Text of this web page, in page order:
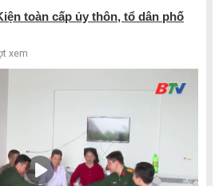
toàn cấp ủy thôn, tổ dân phố
xem